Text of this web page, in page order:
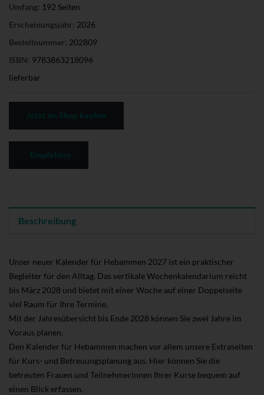
Umfang: 192 Seiten
Erscheinungsjahr: 2026
Bestellnummer: 202809
ISBN: 9783863218096
lieferbar
Beschreibung
Unser neuer Kalender für Hebammen 2027 ist ein praktischer
Begleiter für den Alltag. Das vertikale Wochenkalendarium reicht
bis März 2028 und bietet mit einer Woche auf einer Doppelseite
viel Raum für Ihre Termine.
Mit der Jahresübersicht bis Ende 2028 können Sie zwei Jahre im
Voraus planen.
Den Kalender für Hebammen machen vor allem unsere Extraseiten
für Kurs- und Betreuungsplanung aus. Hier können Sie die
betreuten Frauen und Teilnehmerinnen Ihrer Kurse bequem auf
einen Blick erfassen.